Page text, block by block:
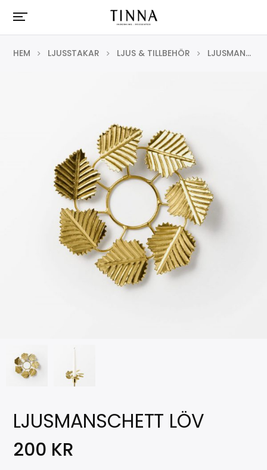
HEM LJUSSTAKAR LJUS & TILLBEHÖR LJUSMANSCHETT LÖV
LJUSMANSCHETT LÖV
200 KR